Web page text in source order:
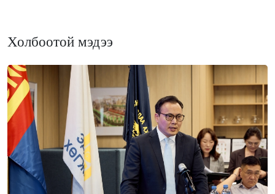
Холбоотой мэдээ